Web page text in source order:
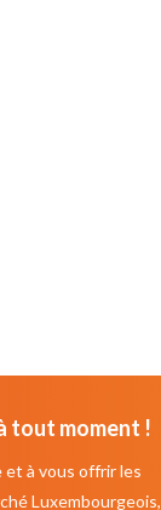
tout moment !
et à vous offrir les
Luxembourgeois,